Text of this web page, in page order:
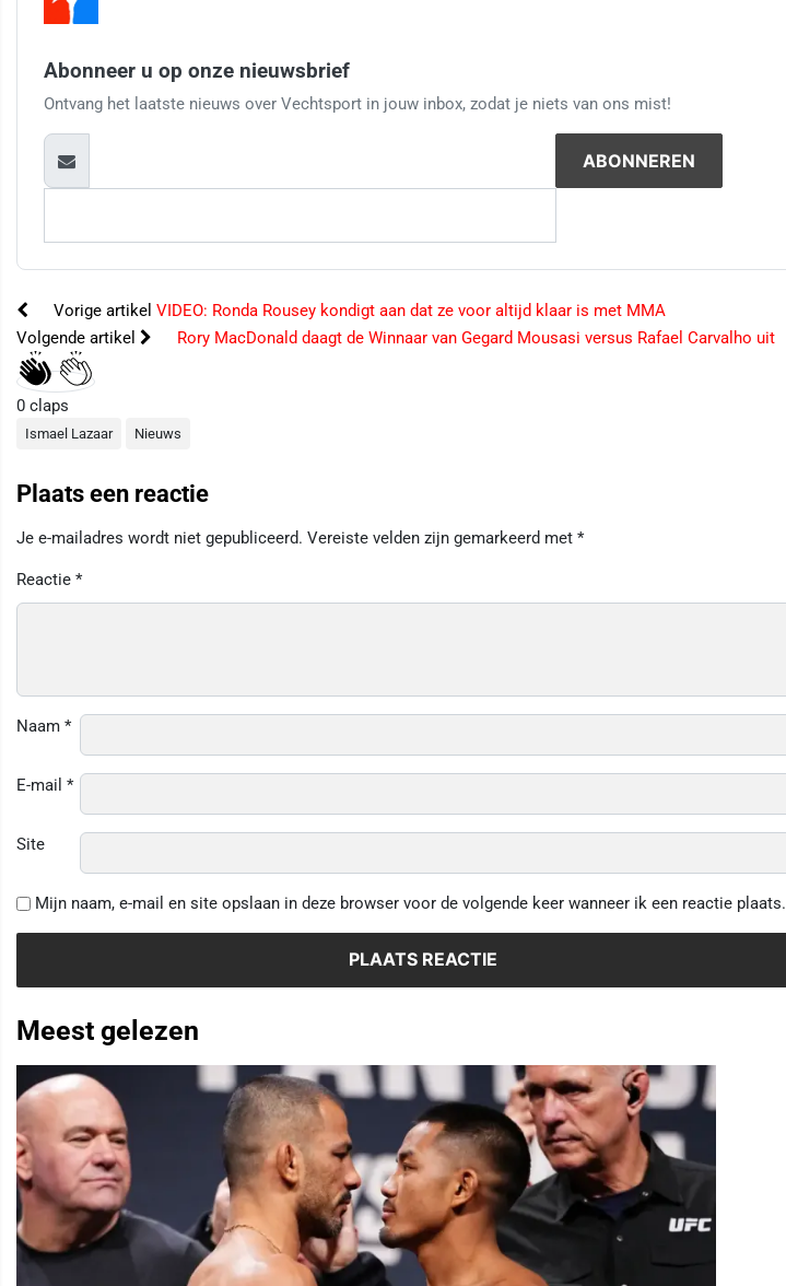
Abonneer u op onze nieuwsbrief
Ontvang het laatste nieuws over Vechtsport in jouw inbox, zodat je niets van ons mist!
Vorige artikel VIDEO: Ronda Rousey kondigt aan dat ze voor altijd klaar is met MMA
Volgende artikel
Rory MacDonald daagt de Winnaar van Gegard Mousasi versus Rafael Carvalho uit
0 claps
Ismael Lazaar Nieuws
Plaats een reactie
Je e-mailadres wordt niet gepubliceerd. Vereiste velden zijn gemarkeerd met *
Reactie *
Naam *
E-mail *
Site
Mijn naam, e-mail en site opslaan in deze browser voor de volgende keer wanneer ik een reactie plaats.
Meest gelezen